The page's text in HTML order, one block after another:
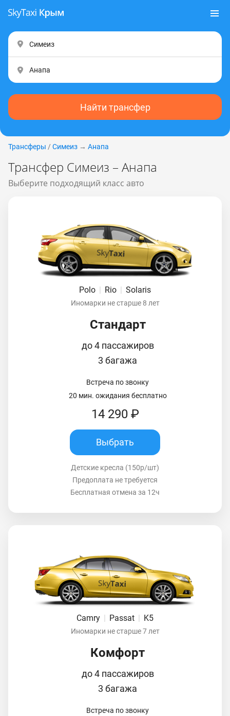
Найти трансфер
Трансферы / Симеиз → Анапа
Трансфер Симеиз – Анапа
Выберите подходящий класс авто
Polo | Rio | Solaris
Иномарки не старше 8 лет
Стандарт
до 4 пассажиров
3 багажа
Встреча по звонку
20 мин. ожидания бесплатно
14 290 ₽
Выбрать
Детские кресла (150р/шт)
Предоплата не требуется
Бесплатная отмена за 12ч
Camry Passat K5
Иномарки не старше 7 лет
Комфорт
до 4 пассажиров
3 багажа
Встреча по звонку